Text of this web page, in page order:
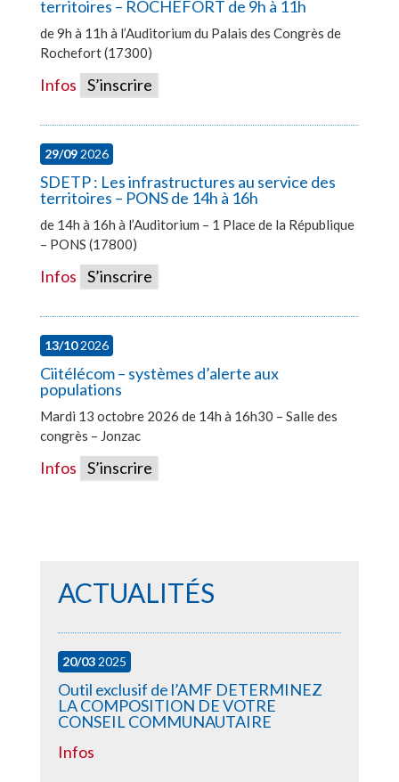
territoires – ROCHEFORT de 9h à 11h
de 9h à 11h à l’Auditorium du Palais des Congrès de
Rochefort (17300)
Infos S’inscrire
29/092026
SDETP : Les infrastructures au service des
territoires – PONS de 14h à 16h
de 14h à 16h à l’Auditorium – 1 Place de la République
– PONS (17800)
Infos S’inscrire
13/102026
Ciitélécom – systèmes d’alerte aux
populations
Mardi 13 octobre 2026 de 14h à 16h30 – Salle des
congrès – Jonzac
Infos S’inscrire
ACTUALITÉS
20/032025
Outil exclusif de l’AMF DETERMINEZ
LA COMPOSITION DE VOTRE
CONSEIL COMMUNAUTAIRE
Infos